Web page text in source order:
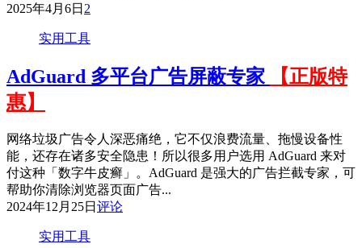
2025年4月6日 2
实用工具
AdGuard 多平台广告屏蔽专家
【正版特
惠】
网络垃圾广告令人深恶痛绝，它不仅浪费流量、拖慢设备性
能，还存在诸多安全隐患！所以很多用户选用 AdGuard 来对
付这种「数字牛皮癣」。AdGuard 是强大的广告拦截专家，可
帮助你清除浏览器页面广告...
2024年12月25日 评论
实用工具